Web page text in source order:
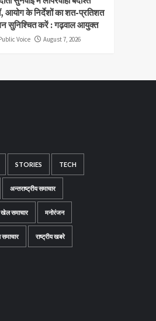
आयोग के निर्देशों का शत-प्रतिशत
सुनिश्चित करें : गढ़वाल आयुक्त
Voice August 7, 2026
STORIES TECH
अन्तराष्ट्रीय समाचार
खेल समाचार मनोरंजन
समाचार राष्ट्रीय खबरे